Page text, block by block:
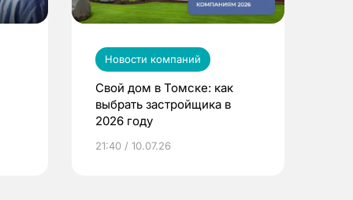
Новости компаний
Свой дом в Томске: как
выбрать застройщика в
2026 году
21:40 / 10.07.26